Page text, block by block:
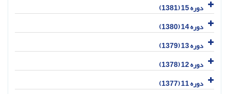
دوره 15 (1381)
دوره 14 (1380)
دوره 13 (1379)
دوره 12 (1378)
دوره 11 (1377)